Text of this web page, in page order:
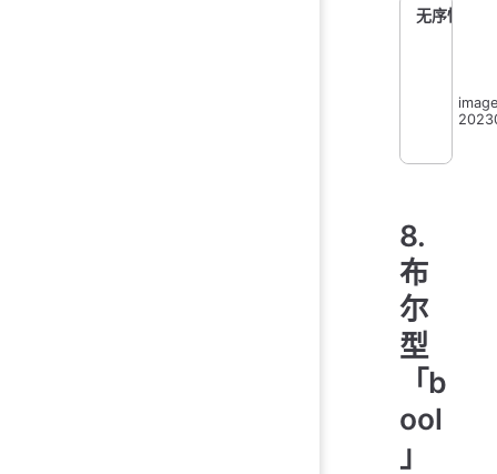
无序性
8.
布
尔
型
「b
ool
」